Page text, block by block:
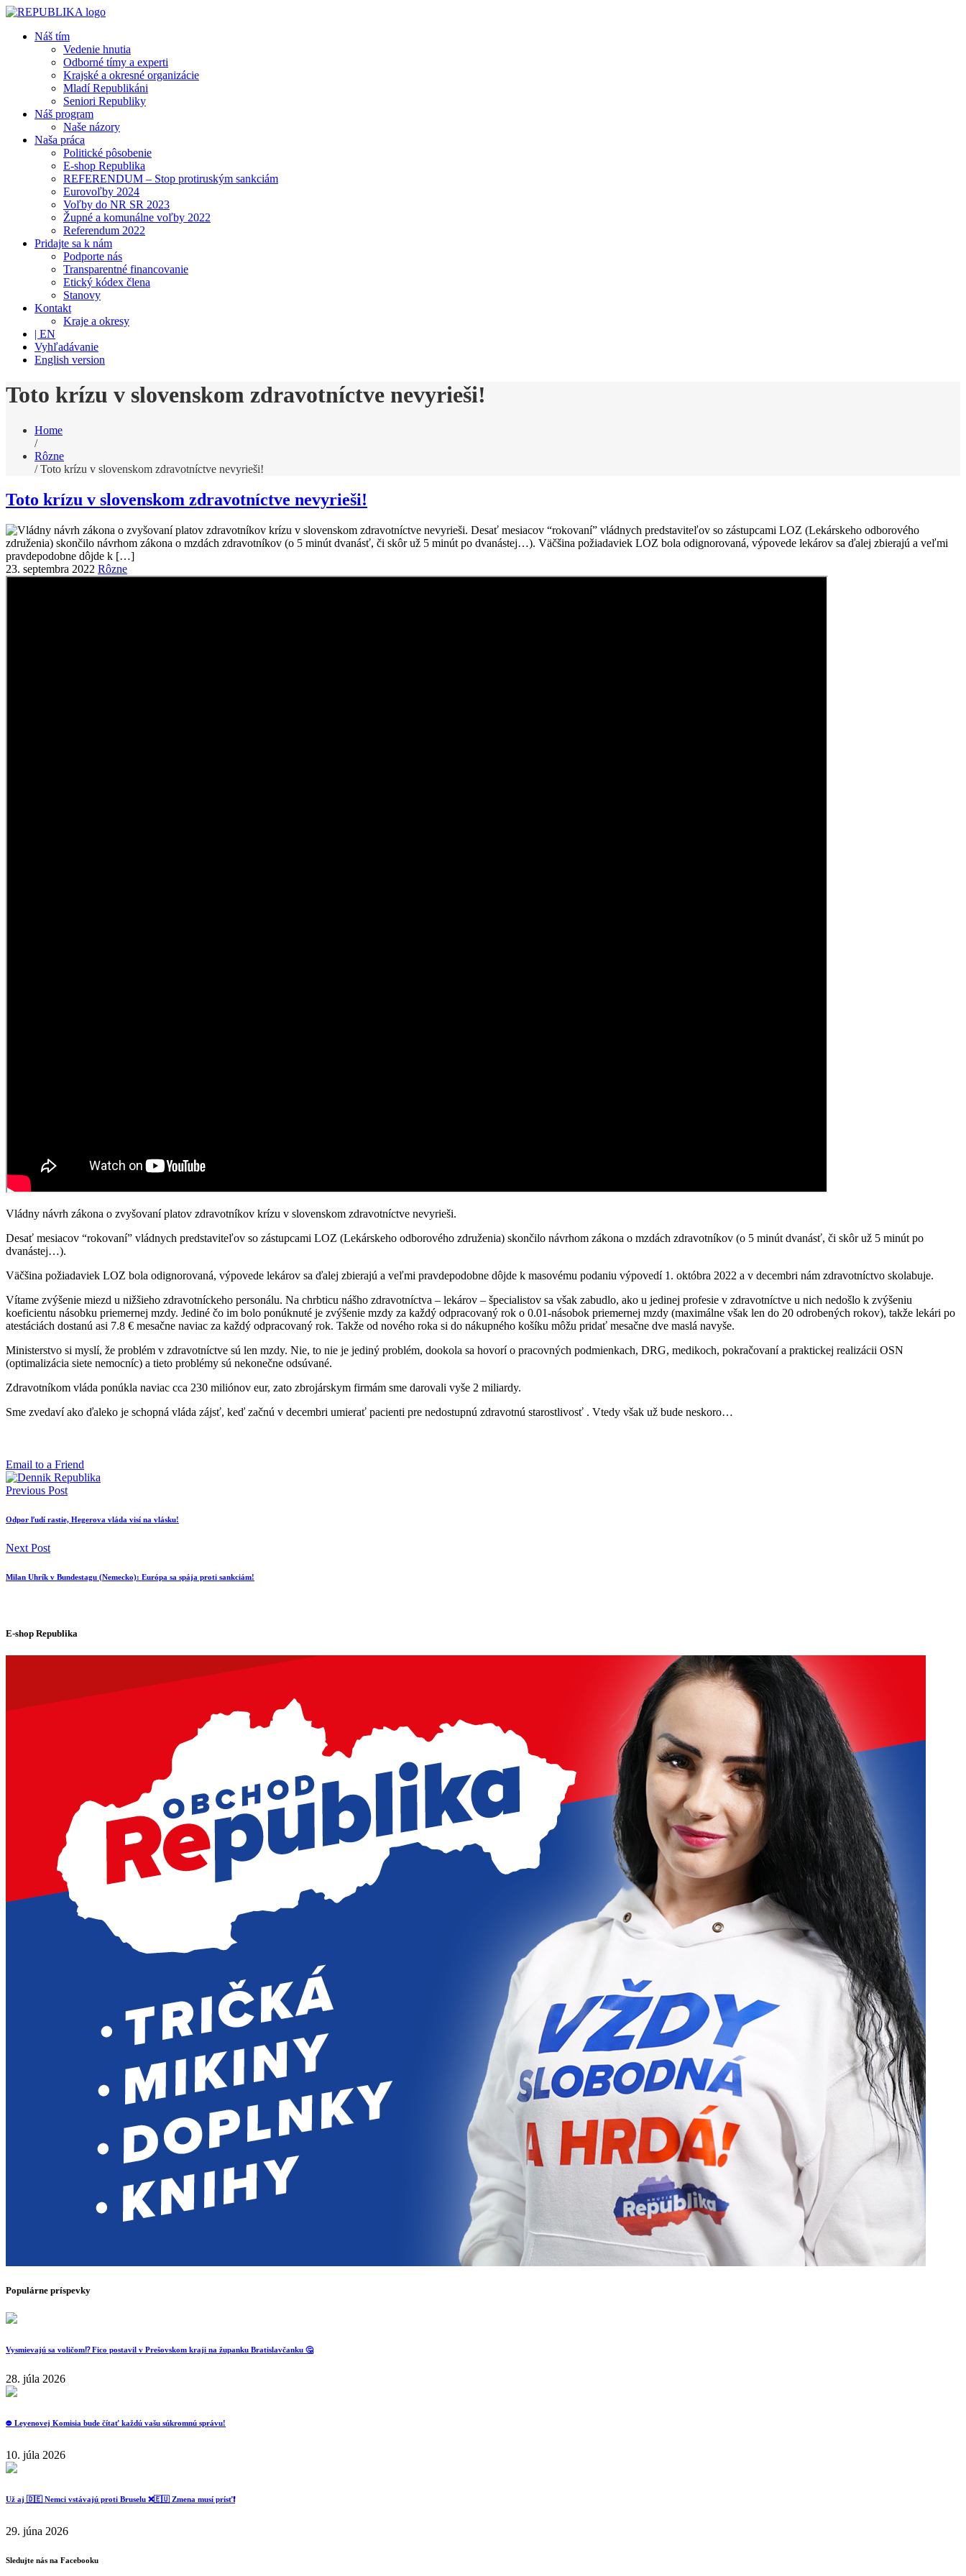
Náš tím
Vedenie hnutia
Odborné tímy a experti
Krajské a okresné organizácie
Mladí Republikáni
Seniori Republiky
Náš program
Naše názory
Naša práca
Politické pôsobenie
E-shop Republika
REFERENDUM – Stop protiruským sankciám
Eurovoľby 2024
Voľby do NR SR 2023
Župné a komunálne voľby 2022
Referendum 2022
Pridajte sa k nám
Podporte nás
Transparentné financovanie
Etický kódex člena
Stanovy
Kontakt
Kraje a okresy
| EN
Vyhľadávanie
English version
Toto krízu v slovenskom zdravotníctve nevyrieši!
Home
/
Rôzne
/ Toto krízu v slovenskom zdravotníctve nevyrieši!
Toto krízu v slovenskom zdravotníctve nevyrieši!
23. septembra 2022 Rôzne
Vládny návrh zákona o zvyšovaní platov zdravotníkov krízu v slovenskom zdravotníctve nevyrieši.
Desať mesiacov “rokovaní” vládnych predstaviteľov so zástupcami LOZ (Lekárskeho odborového združenia) skončilo návrhom zákona o mzdách zdravotníkov (o 5 minút dvanásť, či skôr už 5 minút po
dvanástej…).
Väčšina požiadaviek LOZ bola odignorovaná, výpovede lekárov sa ďalej zbierajú a veľmi pravdepodobne dôjde k masovému podaniu výpovedí 1. októbra 2022 a v decembri nám zdravotníctvo skolabuje.
Vítame zvýšenie miezd u nižšieho zdravotníckeho personálu. Na chrbticu nášho zdravotníctva – lekárov – špecialistov sa však zabudlo, ako u jedinej profesie v zdravotníctve u nich nedošlo k zvýšeniu
koeficientu násobku priemernej mzdy. Jediné čo im bolo ponúknuté je zvýšenie mzdy za každý odpracovaný rok o 0.01-násobok priemernej mzdy (maximálne však len do 20 odrobených rokov), takže lekári po
atestáciách dostanú asi 7.8 € mesačne naviac za každý odpracovaný rok. Takže od nového roka si do nákupného košíku môžu pridať mesačne dve maslá navyše.
Ministerstvo si myslí, že problém v zdravotníctve sú len mzdy. Nie, to nie je jediný problém, dookola sa hovorí o pracovných podmienkach, DRG, medikoch, pokračovaní a praktickej realizácii OSN
(optimalizácia siete nemocníc) a tieto problémy sú nekonečne odsúvané.
Zdravotníkom vláda ponúkla naviac cca 230 miliónov eur, zato zbrojárskym firmám sme darovali vyše 2 miliardy.
Sme zvedaví ako ďaleko je schopná vláda zájsť, keď začnú v decembri umierať pacienti pre nedostupnú zdravotnú starostlivosť . Vtedy však už bude neskoro…
Email to a Friend
Previous Post
Odpor ľudí rastie, Hegerova vláda visí na vlásku!
Next Post
Milan Uhrík v Bundestagu (Nemecko): Európa sa spája proti sankciám!
E-shop Republika
Populárne príspevky
Vysmievajú sa voličom⁉️ Fico postavil v Prešovskom kraji na županku Bratislavčanku 🤔
28. júla 2026
⛔️ Leyenovej Komisia bude čítať každú vašu súkromnú správu!
10. júla 2026
Už aj 🇩🇪 Nemci vstávajú proti Bruselu ❌️🇪🇺 Zmena musí prísť❗️
29. júna 2026
Sledujte nás na Facebooku